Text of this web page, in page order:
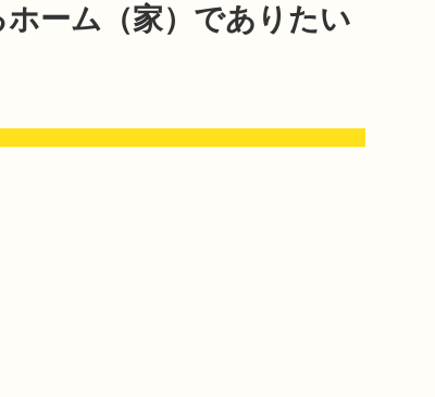
ーム（家）でありたい